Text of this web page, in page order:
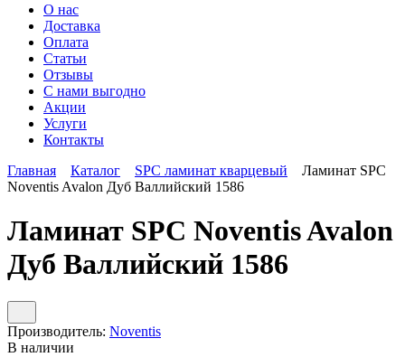
О нас
Доставка
Оплата
Статьи
Отзывы
С нами выгодно
Акции
Услуги
Контакты
Главная
Каталог SPC ламинат кварцевый
Ламинат SPC
Noventis Avalon Дуб Валлийский 1586
Ламинат SPC Noventis Avalon
Дуб Валлийский 1586
Производитель: Noventis
В наличии